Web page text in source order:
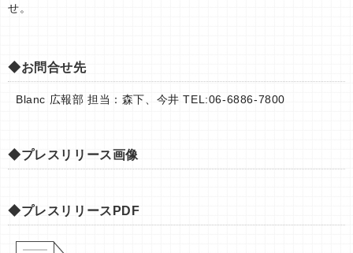
せ。
◆お問合せ先
Blanc 広報部 担当：森下、今井 TEL:06-6886-7800
◆プレスリリース画像
◆プレスリリースPDF